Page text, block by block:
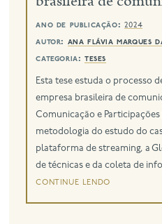
ano de publicação: 2024
autor: ana flávia marques
categoria: teses
Esta tese estuda o processo
empresa brasileira de
Comunicação e Participações
metodologia do estudo do
plataforma de streaming, a
de técnicas e da coleta de
continue lendo